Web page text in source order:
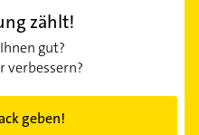
zählt!
gut?
verbessern?
geben!